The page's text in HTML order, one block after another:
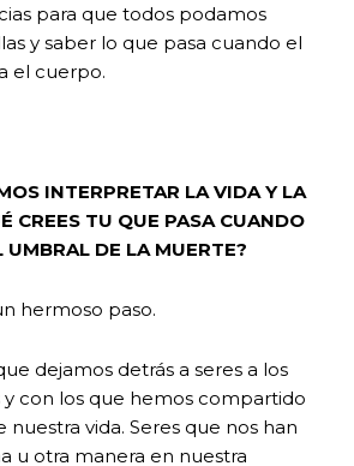
para que todos podamos
y saber lo que pasa cuando el
el cuerpo.
INTERPRETAR LA VIDA Y LA
CREES TU QUE PASA CUANDO
UMBRAL DE LA MUERTE?
hermoso paso.
dejamos detrás a seres a los
con los que hemos compartido
vida. Seres que nos han
u otra manera en nuestra